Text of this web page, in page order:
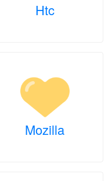
Htc
Mozilla